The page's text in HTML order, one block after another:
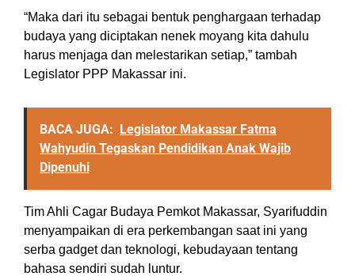
“Maka dari itu sebagai bentuk penghargaan terhadap
budaya yang diciptakan nenek moyang kita dahulu
harus menjaga dan melestarikan setiap,” tambah
Legislator PPP Makassar ini.
BACA JUGA: Legislator Makassar Fatma
Wahyudin Tegaskan Pendidikan Anak Wajib
Dipenuhi
Tim Ahli Cagar Budaya Pemkot Makassar, Syarifuddin
menyampaikan di era perkembangan saat ini yang
serba gadget dan teknologi, kebudayaan tentang
bahasa sendiri sudah luntur.